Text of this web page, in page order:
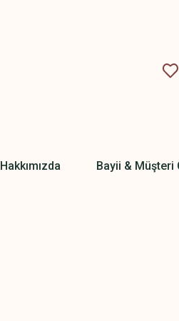
Hakkımızda Bayii & Müşteri